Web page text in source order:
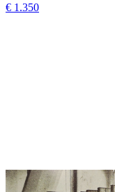
€ 1.350